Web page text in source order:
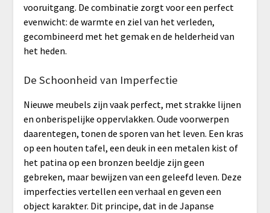
vooruitgang. De combinatie zorgt voor een perfect
evenwicht: de warmte en ziel van het verleden,
gecombineerd met het gemak en de helderheid van
het heden.
De Schoonheid van Imperfectie
Nieuwe meubels zijn vaak perfect, met strakke lijnen
en onberispelijke oppervlakken. Oude voorwerpen
daarentegen, tonen de sporen van het leven. Een kras
op een houten tafel, een deuk in een metalen kist of
het patina op een bronzen beeldje zijn geen
gebreken, maar bewijzen van een geleefd leven. Deze
imperfecties vertellen een verhaal en geven een
object karakter. Dit principe, dat in de Japanse